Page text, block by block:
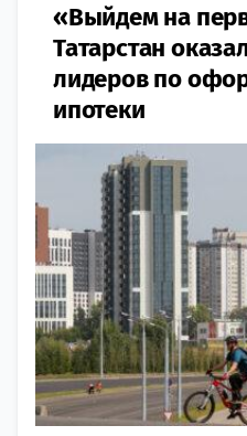
«Выйдем на
Татарстан
лидеров по
ипотеки